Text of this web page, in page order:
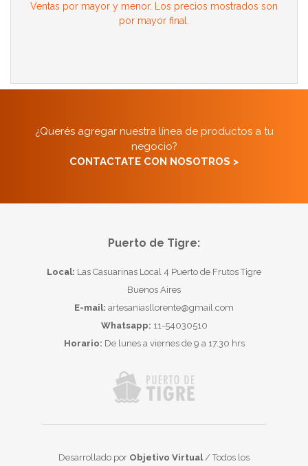
Ventas por mayor y menor. Los precios mostrados son
por mayor final.
¿Querés agregar nuestra línea de productos a tu
negocio?
CONTACTATE CON NOSOTROS >
Puerto de Tigre:
Local: Las Casuarinas Local 4 Puerto de Frutos Tigre
Buenos Aires
E-mail: artesaniasllorente@gmail.com
Whatsapp: 11-54030510
Horario: De lunes a viernes de 9 a 17.30 hrs
Desarrollado por Objetivo Virtual/ Todos los